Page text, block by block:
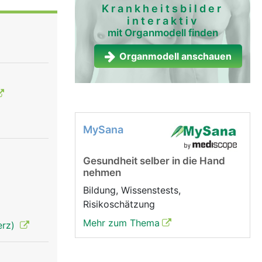
die
unter
Krankheitsbilder
interaktiv
mit Organmodell finden
Organmodell anschauen
MySana
Gesundheit selber in die Hand
nehmen
Bildung, Wissenstests,
Risikoschätzung
Mehr zum Thema